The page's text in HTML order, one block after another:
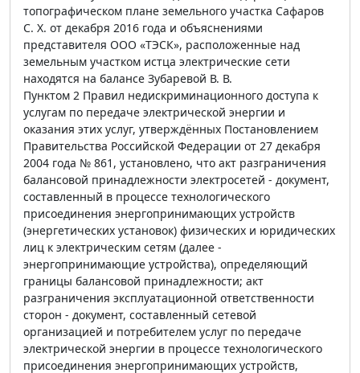
топографическом плане земельного участка Сафаров
С. Х. от декабря 2016 года и объяснениями
представителя ООО «ТЭСК», расположенные над
земельным участком истца электрические сети
находятся на балансе Зубаревой В. В.
Пунктом 2 Правил недискриминационного доступа к
услугам по передаче электрической энергии и
оказания этих услуг, утверждённых Постановлением
Правительства Российской Федерации от 27 декабря
2004 года № 861, установлено, что акт разграничения
балансовой принадлежности электросетей - документ,
составленный в процессе технологического
присоединения энергопринимающих устройств
(энергетических установок) физических и юридических
лиц к электрическим сетям (далее -
энергопринимающие устройства), определяющий
границы балансовой принадлежности; акт
разграничения эксплуатационной ответственности
сторон - документ, составленный сетевой
организацией и потребителем услуг по передаче
электрической энергии в процессе технологического
присоединения энергопринимающих устройств,